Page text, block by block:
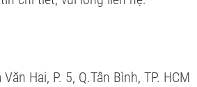
Hai, P. 5, Q.Tân Bình, TP. HCM